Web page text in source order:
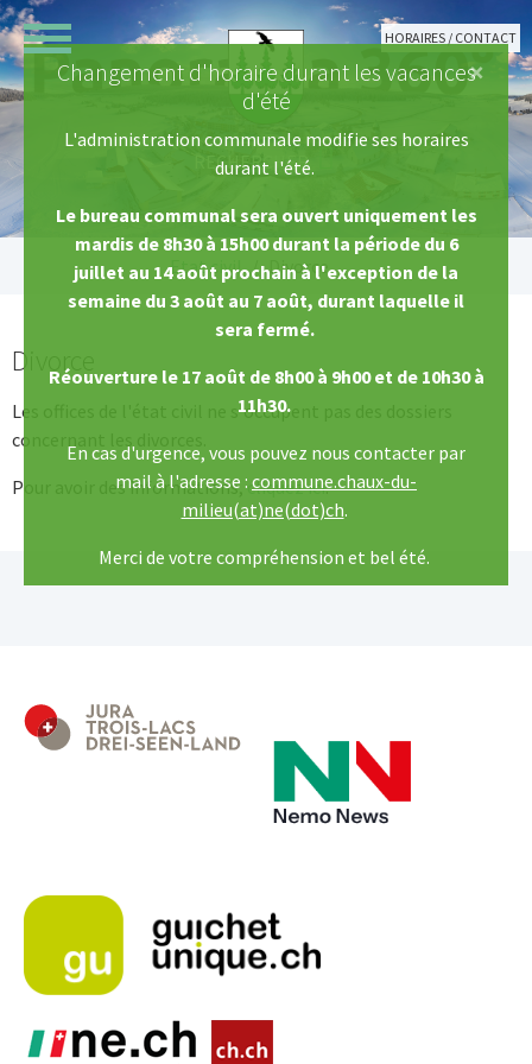
Aller au contenu principal
HORAIRES / CONTACT
Changement d'horaire durant les vacances
d'été
L'administration communale modifie ses horaires
durant l'été.
Le bureau communal sera ouvert uniquement les
mardis de 8h30 à 15h00 durant la période du 6
juillet au 14 août prochain à l'exception de la
semaine du 3 août au 7 août, durant laquelle il
sera fermé.
Réouverture le 17 août de 8h00 à 9h00 et de 10h30 à
11h30.
En cas d'urgence, vous pouvez nous contacter par
mail à l'adresse : commune.chaux-du-
milieu(at)ne(dot)ch.
Merci de votre compréhension et bel été.
×
Vous êtes ici:
Etat civil Divorce
Divorce
Les offices de l'état civil ne s'occupent pas des dossiers
concernant les divorces.
Pour avoir des informations, cliquez ici.